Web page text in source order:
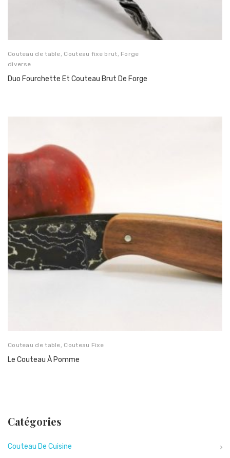
Couteau de table, Couteau fixe brut, Forge
diverse
Duo Fourchette Et Couteau Brut De Forge
Couteau de table, Couteau Fixe
Le Couteau À Pomme
Catégories
Couteau De Cuisine